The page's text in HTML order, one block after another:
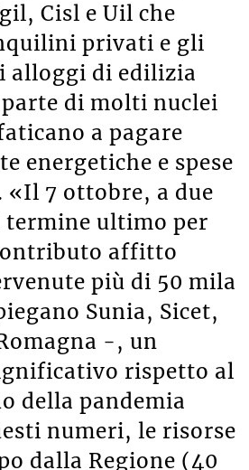
Cisl e Uil che
privati e gli
alloggi di edilizia
di molti nuclei
a pagare
energetiche e spese
7 ottobre, a due
termine ultimo per
affitto
più di 50 mila
Sunia, Sicet,
-, un
rispetto al
della pandemia
numeri, le risorse
dalla Regione (40